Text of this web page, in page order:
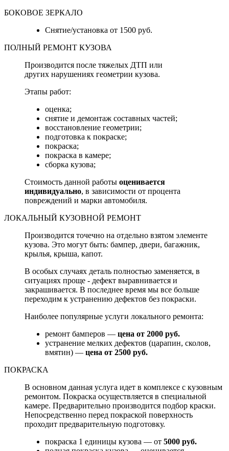
БОКОВОЕ ЗЕРКАЛО
Снятие/установка от 1500 руб.
ПОЛНЫЙ РЕМОНТ КУЗОВА
Производится после тяжелых ДТП или
других нарушениях геометрии кузова.
Этапы работ:
оценка;
снятие и демонтаж составных частей;
восстановление геометрии;
подготовка к покраске;
покраска;
покраска в камере;
сборка кузова;
Стоимость данной работы оценивается
индивидуально, в зависимости от процента
повреждений и марки автомобиля.
ЛОКАЛЬНЫЙ КУЗОВНОЙ РЕМОНТ
Производится точечно на отдельно взятом элементе
кузова. Это могут быть: бампер, двери, багажник,
крылья, крыша, капот.
В особых случаях деталь полностью заменяется, в
ситуациях проще - дефект выравнивается и
закрашивается. В последнее время мы все больше
переходим к устранению дефектов без покраски.
Наиболее популярные услуги локального ремонта:
ремонт бамперов — цена от 2000 руб.
устранение мелких дефектов (царапин, сколов,
вмятин) — цена от 2500 руб.
ПОКРАСКА
В основном данная услуга идет в комплексе с кузовным
ремонтом. Покраска осуществляется в специальной
камере. Предварительно производится подбор краски.
Непосредственно перед покраской поверхность
проходит предварительную подготовку.
покраска 1 единицы кузова — от 5000 руб.